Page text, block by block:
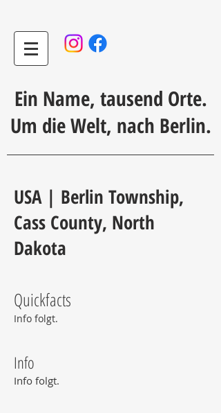
Ein Name, tausend Orte.
Um die Welt, nach Berlin.
USA | Berlin Township,
Cass County, North
Dakota
Quickfacts
Info folgt.
Info
Info folgt.